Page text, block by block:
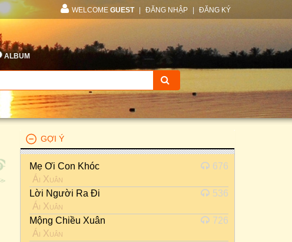
WELCOME GUEST ĐĂNG NHẬP ĐĂNG KÝ
ALBUM
GỢI Ý
Mẹ Ơi Con Khóc
Ái Xuân
676
Lời Người Ra Đi
Ái Xuân
536
Mộng Chiều Xuân
Ái Xuân
726